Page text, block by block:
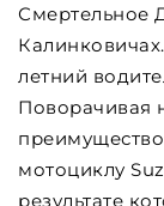
Смертельное
летний
Поворачивая
мотоциклу
результате